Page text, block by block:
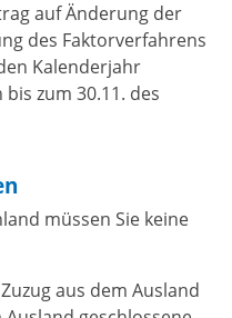
auf Änderung der
des Faktorverfahrens
Kalenderjahr
zum 30.11. des
müssen Sie keine
aus dem Ausland